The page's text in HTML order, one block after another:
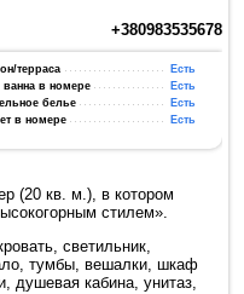
+380983535678
терраса
Есть
в номере
Есть
белье
Есть
в номере
Есть
(20 кв. м.), в котором
стилем».
светильник,
тумбы, вешалки, шкаф
душевая кабина, унитаз,